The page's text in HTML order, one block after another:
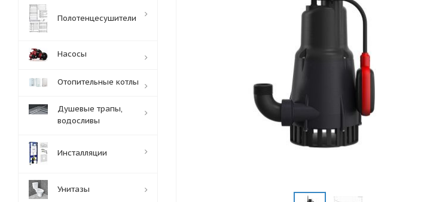
Полотенцесушители
Насосы
Отопительные котлы
Душевые трапы,
водосливы
Инсталляции
Унитазы